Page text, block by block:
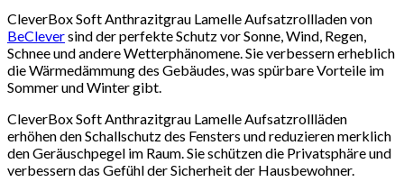
CleverBox Soft Anthrazitgrau Lamelle Aufsatzrollladen von
BeCleversind der perfekte Schutz vor Sonne, Wind, Regen,
Schnee und andere Wetterphänomene. Sie verbessern erheblich
die Wärmedämmung des Gebäudes, was spürbare Vorteile im
Sommer und Winter gibt.
CleverBox Soft Anthrazitgrau Lamelle Aufsatzrollläden
erhöhen den Schallschutz des Fensters und reduzieren merklich
den Geräuschpegel im Raum. Sie schützen die Privatsphäre und
verbessern das Gefühl der Sicherheit der Hausbewohner.